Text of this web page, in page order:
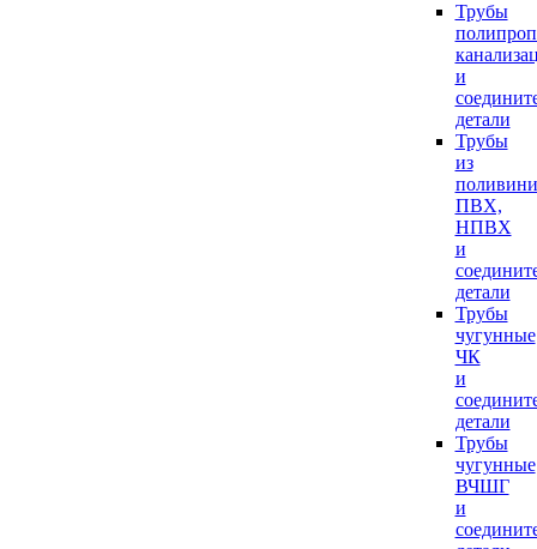
Трубы
и
детали
Трубы
из
ПВХ,
НПВХ
и
детали
Трубы
чугунные
ЧК
и
детали
Трубы
чугунные
ВЧШГ
и